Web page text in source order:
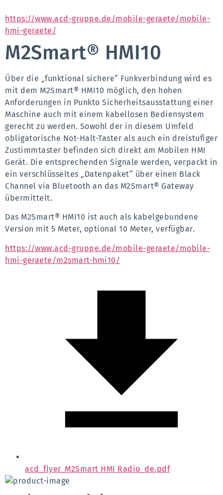
https://www.acd-gruppe.de/mobile-geraete/mobile-
hmi-geraete/
M2Smart® HMI10
Über die „funktional sichere“ Funkverbindung wird es
mit dem M2Smart® HMI10 möglich, den hohen
Anforderungen in Punkto Sicherheitsausstattung einer
Maschine auch mit einem kabellosen Bediensystem
gerecht zu werden. Sowohl der in diesem Umfeld
obligatorische Not-Halt-Taster als auch ein dreistufiger
Zustimmtaster befinden sich direkt am Mobilen HMI
Gerät. Die entsprechenden Signale werden, verpackt in
ein verschlüsseltes „Datenpaket“ über einen Black
Channel via Bluetooth an das M2Smart® Gateway
übermittelt.
Das M2Smart® HMI10 ist auch als kabelgebundene
Version mit 5 Meter, optional 10 Meter, verfügbar.
https://www.acd-gruppe.de/mobile-geraete/mobile-
hmi-geraete/m2smart-hmi10/
acd_flyer_M2Smart HMI Radio_de.pdf